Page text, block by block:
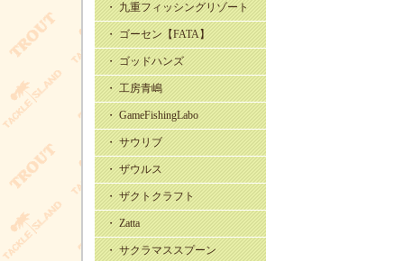
・ 九重フィッシングリゾート
・ ゴーセン【FATA】
・ ゴッドハンズ
・ 工房青嶋
・ GameFishingLabo
・ サウリブ
・ ザウルス
・ ザクトクラフト
・ Zatta
・ サクラマススプーン